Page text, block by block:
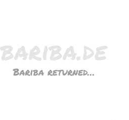
bariba.de
Bariba returned…